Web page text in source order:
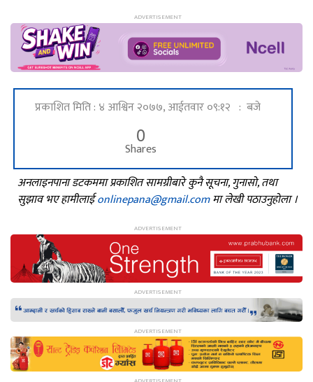
प्रकाशित मिति : ४ आश्विन २०७७, आईतवार ०९:१२ : बजे
0
Shares
अनलाइनपाना डटकममा प्रकाशित सामग्रीबारे कुनै सूचना, गुनासो, तथा
सुझाव भए हामीलाईonlinepana@gmail.comमा लेखी पठाउनुहोला ।